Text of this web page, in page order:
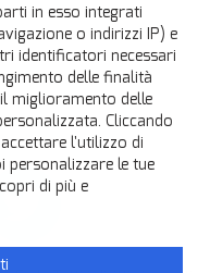
in esso integrati
o indirizzi IP) e
identificatori necessari
delle finalità
miglioramento delle
Cliccando
l'utilizzo di
personalizzare le tue
di più e